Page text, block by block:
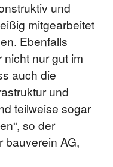
und
mitgearbeitet
Ebenfalls
nur gut im
auch die
und
teilweise sogar
so der
bauverein AG,